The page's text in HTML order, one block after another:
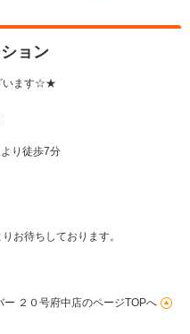
ョン
います☆★
り徒歩7分
お待ちしております。
ー ２０号府中店のページTOPへ